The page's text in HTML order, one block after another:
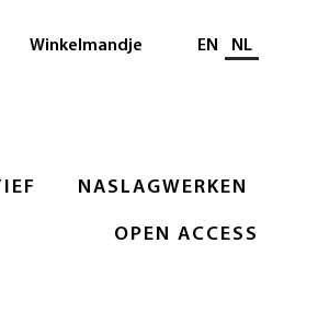
NASLAGWERKEN
OPEN ACCESS
Winkelmandje Selecteer taal
EN NL